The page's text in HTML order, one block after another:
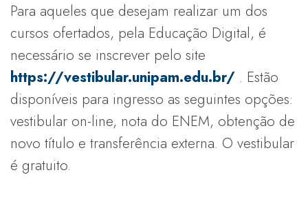
Para aqueles que desejam realizar um dos
cursos ofertados, pela Educação Digital, é
necessário se inscrever pelo site
https://vestibular.unipam.edu.br/ . Estão
disponíveis para ingresso as seguintes opções:
vestibular on-line, nota do ENEM, obtenção de
novo título e transferência externa. O vestibular
é gratuito.